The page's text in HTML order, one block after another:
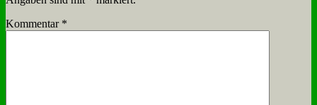
Kommentar *